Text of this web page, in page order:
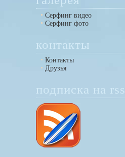
Серфинг видео
Серфинг фото
контакты
Контакты
Друзья
подписка на rss